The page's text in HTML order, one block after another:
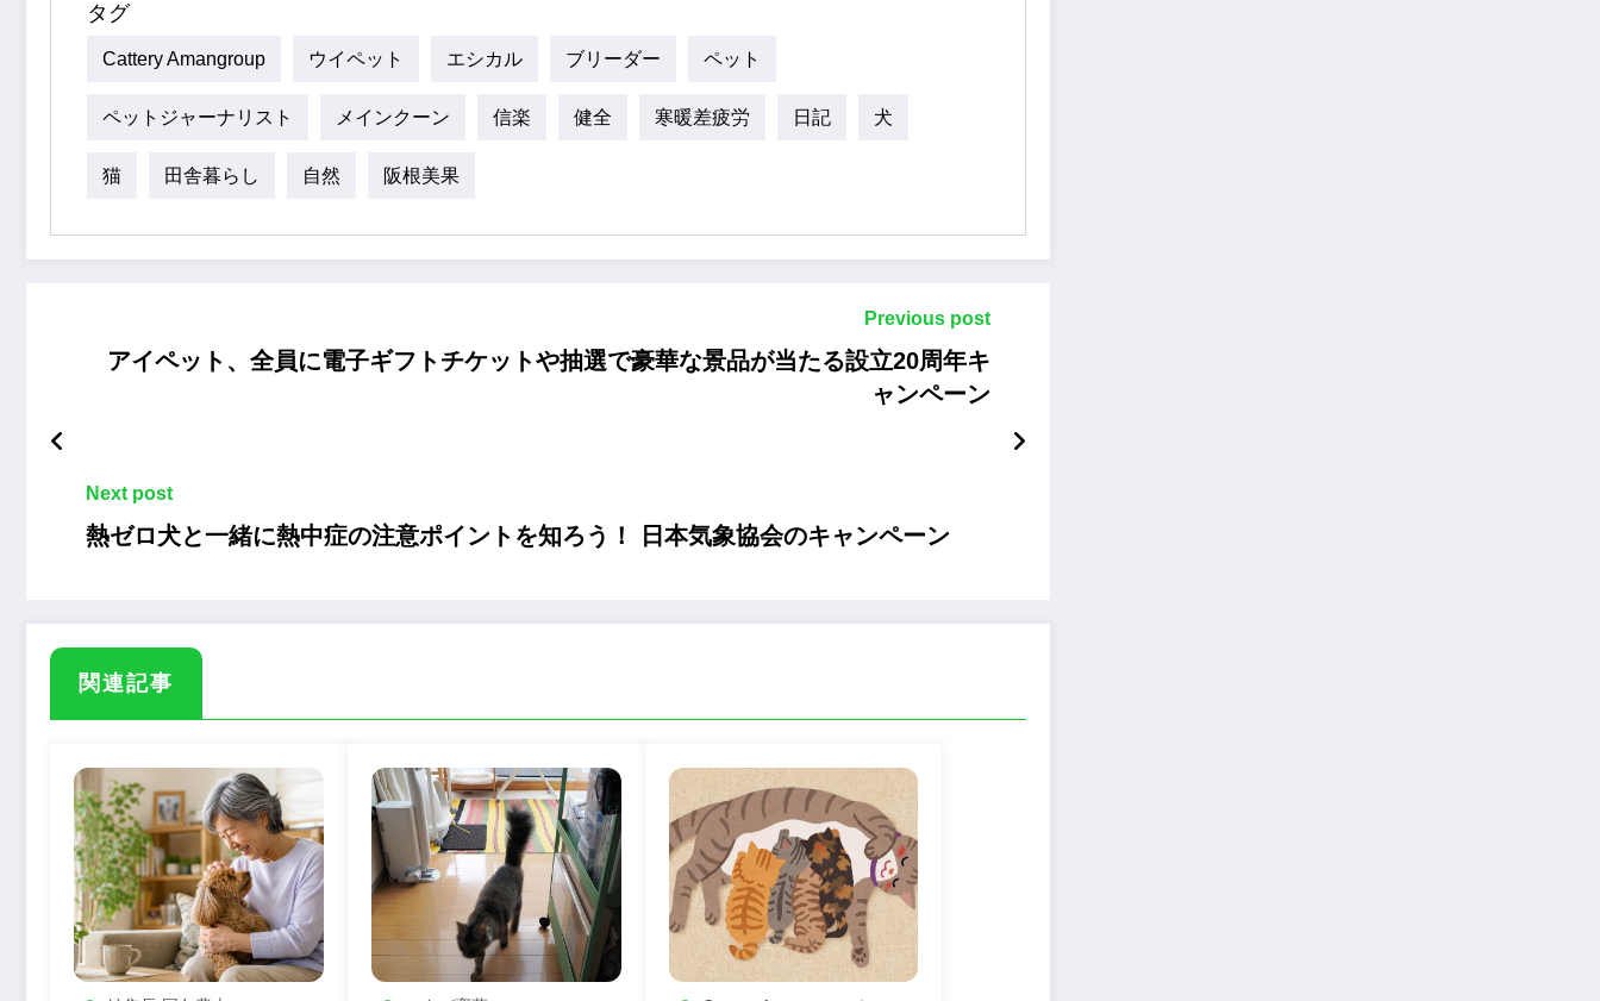
タグ
Cattery Amangroup ウイペット エシカル ブリーダー ペット
ペットジャーナリスト メインクーン 信楽 健全 寒暖差疲労 日記 犬
猫 田舎暮らし 自然 阪根美果
Previous post
アイペット、全員に電子ギフトチケットや抽選で豪華な景品が当たる設立20周年キ
ャンペーン
Next post
熱ゼロ犬と一緒に熱中症の注意ポイントを知ろう！ 日本気象協会のキャンペーン
関連記事